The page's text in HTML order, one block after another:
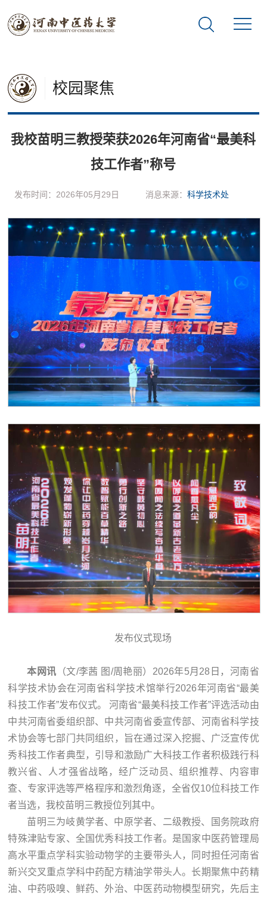
校园聚焦
我校苗明三教授荣获2026年河南省“最美科
技工作者”称号
发布时间：2026年05月29日 消息来源： 科学技术处
发布仪式现场
本网讯 （文/李茜 图/周艳丽）2026年5月28日，河南省
科学技术协会在河南省科学技术馆举行2026年河南省“最美
科技工作者”发布仪式。 河南省“最美科技工作者”评选活动由
中共河南省委组织部、中共河南省委宣传部、河南省科学技
术协会等七部门共同组织，旨在通过深入挖掘、广泛宣传优
秀科技工作者典型，引导和激励广大科技工作者积极践行科
教兴省、人才强省战略，经广泛动员、组织推荐、内容审
查、专家评选等严格程序和激烈角逐，全省仅10位科技工作
者当选，我校苗明三教授位列其中。
苗明三为岐黄学者、中原学者、二级教授、国务院政府
特殊津贴专家、全国优秀科技工作者。是国家中医药管理局
高水平重点学科实验动物学的主要带头人，同时担任河南省
新兴交叉重点学科中药配方精油学带头人。长期聚焦中药精
油、中药吸嗅、鲜药、外治、中医药动物模型研究，先后主